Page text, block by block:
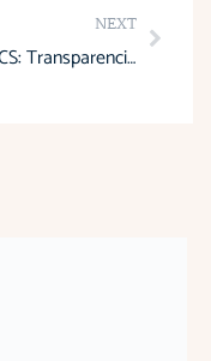
NEXT
REBEFICS: Transparencia y cumplimiento fiscal en la composición societaria